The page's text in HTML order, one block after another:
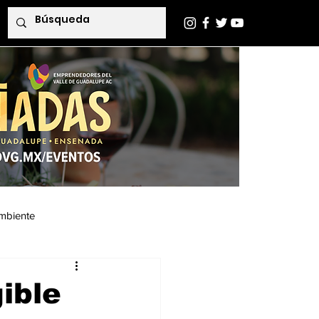
Indaba Editorial